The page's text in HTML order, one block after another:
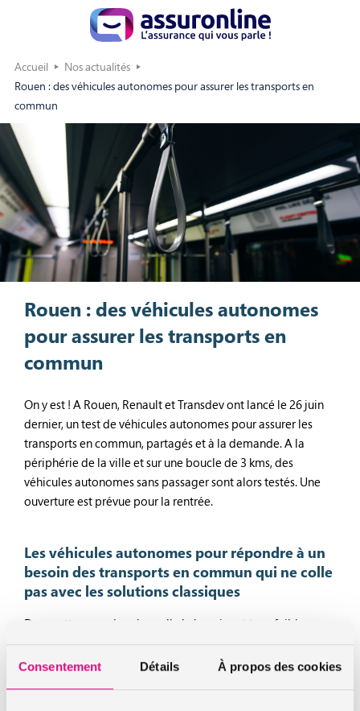
Consentement Détails À propos des cookies
Accueil
Nos actualités
Rouen : des véhicules autonomes pour assurer les transports en
commun
Rouen : des véhicules autonomes
pour assurer les transports en
commun
On y est ! A Rouen, Renault et Transdev ont lancé le 26 juin
dernier, un test de véhicules autonomes pour assurer les
transports en commun, partagés et à la demande. A la
périphérie de la ville et sur une boucle de 3 kms, des
véhicules autonomes sans passager sont alors testés. Une
ouverture est prévue pour la rentrée.
Les véhicules autonomes pour répondre à un
besoin des transports en commun qui ne colle
pas avec les solutions classiques
Dans cette zone dans laquelle le besoin est trop faible pour
pourront être récupérés sur 17 points de passage du